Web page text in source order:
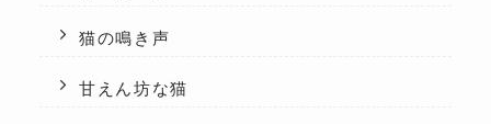
猫の鳴き声
甘えん坊な猫